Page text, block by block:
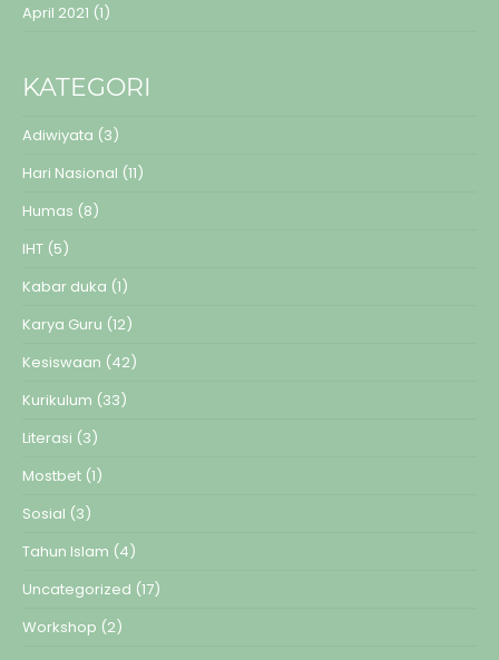
April 2021 (1)
KATEGORI
Adiwiyata (3)
Hari Nasional (11)
Humas (8)
IHT (5)
Kabar duka (1)
Karya Guru (12)
Kesiswaan (42)
Kurikulum (33)
Literasi (3)
Mostbet (1)
Sosial (3)
Tahun Islam (4)
Uncategorized (17)
Workshop (2)